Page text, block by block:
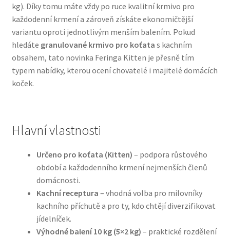
Granule pro psy
Natural Trainer pro psy — Italské krmivo s
přírodními složkami
Konzervy a kapsičky pro psy
N&D Farmina pro psy — Italské holistic krmivo
Oblečky pro psy
kg). Díky tomu máte vždy po ruce kvalitní krmivo pro
každodenní krmení a zároveň získáte ekonomičtější
variantu oproti jednotlivým menším balením. Pokud
hledáte granulované krmivo pro koťata s kachním
obsahem, tato novinka Feringa Kitten je přesně tím
typem nabídky, kterou ocení chovatelé i majitelé domácích
koček.
Hlavní vlastnosti
Určeno pro koťata (Kitten) – podpora růstového
období a každodenního krmení nejmenších členů
domácnosti.
Kachní receptura – vhodná volba pro milovníky
kachního příchutě a pro ty, kdo chtějí diverzifikovat
jídelníček.
Výhodné balení 10 kg (5×2 kg) – praktické rozdělení